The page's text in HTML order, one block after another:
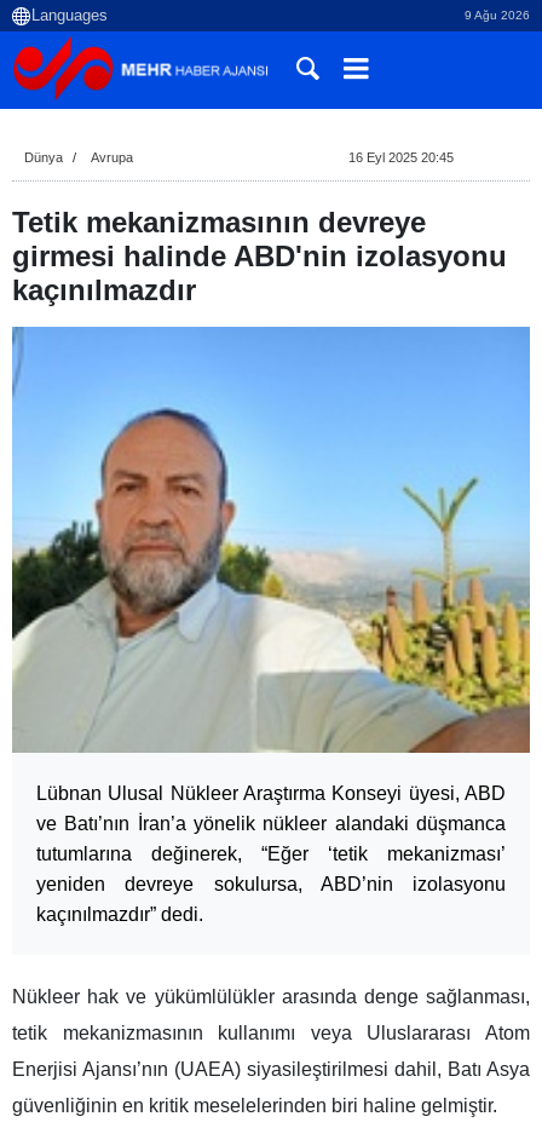
9 Ağu 2026
Dünya Avrupa 16 Eyl 2025 20:45
Tetik mekanizmasının devreye
girmesi halinde ABD'nin izolasyonu
kaçınılmazdır
Lübnan Ulusal Nükleer Araştırma Konseyi üyesi, ABD
ve Batı’nın İran’a yönelik nükleer alandaki düşmanca
tutumlarına değinerek, “Eğer ‘tetik mekanizması’
yeniden devreye sokulursa, ABD’nin izolasyonu
kaçınılmazdır” dedi.
Nükleer hak ve yükümlülükler arasında denge sağlanması,
tetik mekanizmasının kullanımı veya Uluslararası Atom
Enerjisi Ajansı’nın (UAEA) siyasileştirilmesi dahil, Batı Asya
güvenliğinin en kritik meselelerinden biri haline gelmiştir.